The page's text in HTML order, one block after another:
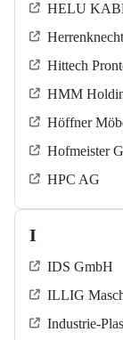
HELU
Hittech
HMM
Höffner
Hofmeister
HPC AG
I
IDS GmbH
ILLIG
Industrie-